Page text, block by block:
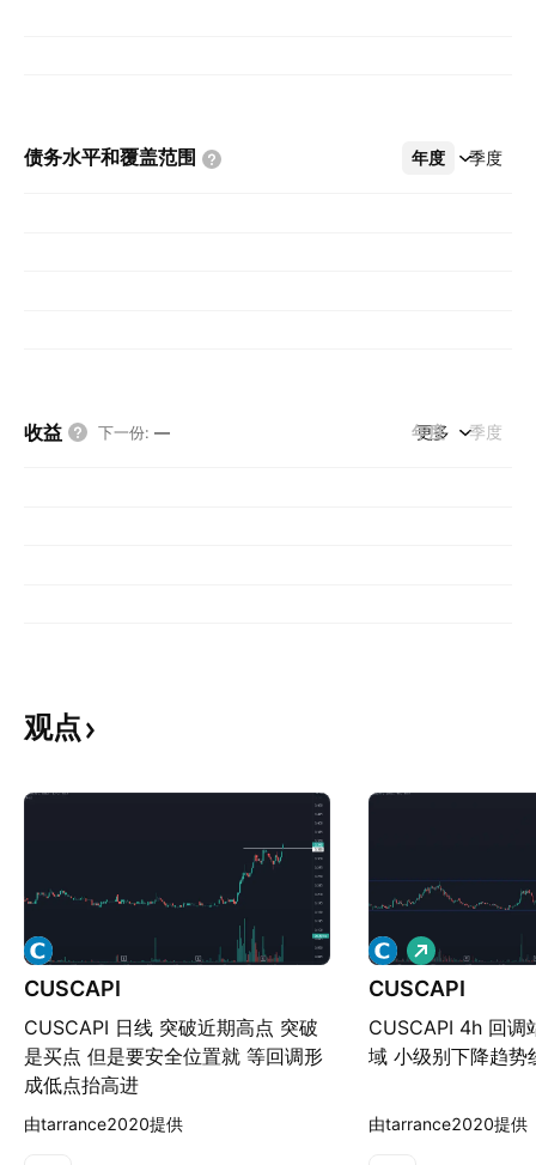
债务水平和覆盖范围 年度 季度
更多
收益 下一份: — 年度 季度
更多
观点
CUSCAPI
CUSCAPI 日线 突破近期高点 突破
是买点 但是要安全位置就 等回调形
成低点抬高进
由tarrance2020提供
CUSCAPI
CUSCAPI 4h 回调
域 小级别下降趋势
做
多
由tarrance2020提供